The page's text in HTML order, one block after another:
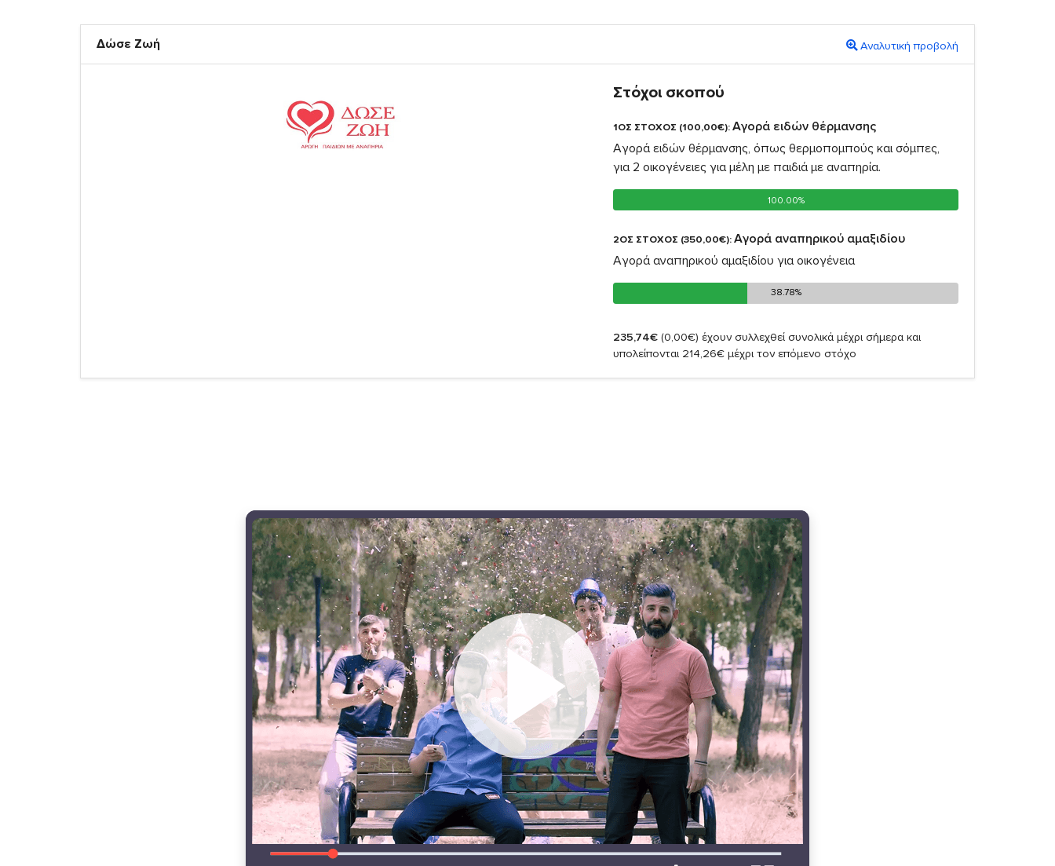
Δώσε Ζωή Αναλυτική προβολή
Στόχοι σκοπού
1ΟΣ ΣΤΟΧΟΣ (100,00€):Αγορά ειδών θέρμανσης
Αγορά ειδών θέρμανσης, όπως θερμοπομπούς και σόμπες,
για 2 οικογένειες για μέλη με παιδιά με αναπηρία.
100.00%
100.00%
2ΟΣ ΣΤΟΧΟΣ (350,00€):Αγορά αναπηρικού αμαξιδίου
Αγορά αναπηρικού αμαξιδίου για οικογένεια
38.78%
38.78%
235,74€ (0,00€) έχουν συλλεχθεί συνολικά μέχρι σήμερα και
υπολείπονται 214,26€ μέχρι τον επόμενο στόχο